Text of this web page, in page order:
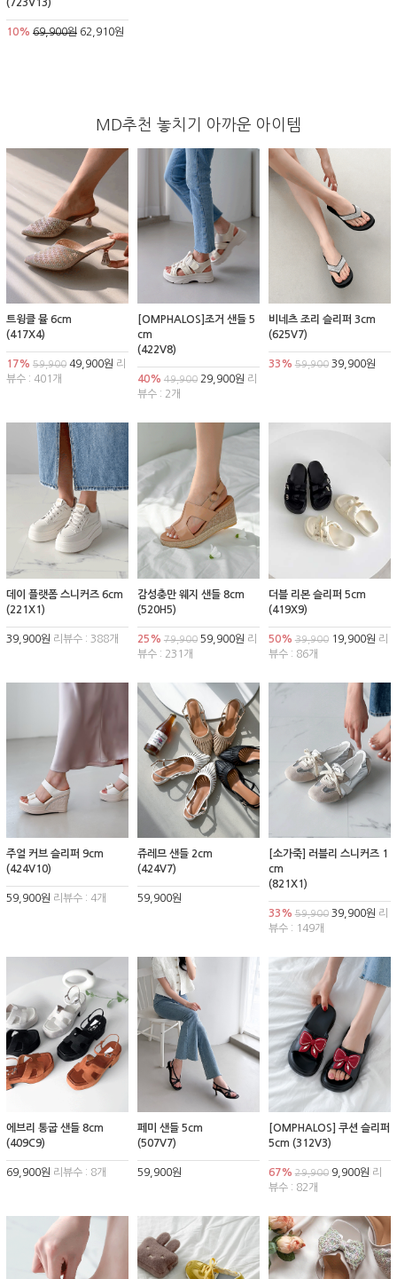
(723V13)
10% 69,900원 62,910원
MD추천 놓치기 아까운 아이템
트윙클 뮬 6cm
(417X4)
17% 59,900 49,900원 리
뷰수 : 401개
[OMPHALOS]조거 샌들 5
cm
(422V8)
40% 49,90029,900원 리
뷰수 : 2개
비네츠 조리 슬리퍼 3cm
(625V7)
33% 59,90039,900원
데이 플랫폼 스니커즈 6cm
(221X1)
39,900원 리뷰수 : 388개
감성충만 웨지 샌들 8cm
(520H5)
25% 79,90059,900원 리
뷰수 : 231개
더블 리본 슬리퍼 5cm
(419X9)
50% 39,90019,900원 리
뷰수 : 86개
주얼 커브 슬리퍼 9cm
(424V10)
59,900원 리뷰수 : 4개
쥬레므 샌들 2cm
(424V7)
59,900원
[소가죽] 러블리 스니커즈 1
cm
(821X1)
33% 59,90039,900원 리
뷰수 : 149개
에브리 통굽 샌들 8cm
(409C9)
69,900원 리뷰수 : 8개
페미 샌들 5cm
(507V7)
59,900원
[OMPHALOS] 쿠션 슬리퍼
5cm (312V3)
67% 29,9009,900원 리
뷰수 : 82개